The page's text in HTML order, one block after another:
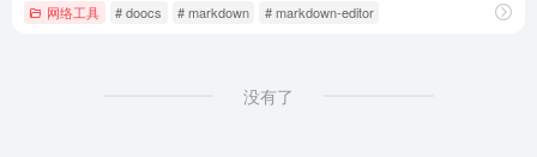
网络工具 # doocs # markdown # markdown-editor
没有了